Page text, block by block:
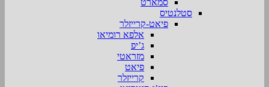
סטלנטיס
פיאט-קרייזלר
אלפא רומיאו
ג’יפ
מזראטי
פיאט
קרייזלר